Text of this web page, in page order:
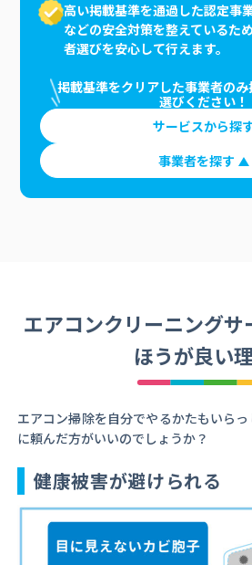
高い掲載基準を通過した認定事
などの安全対策を整えているた
者選びを安心して行えます。
掲載基準をクリアした事業者の
選びください！
サービスから探
事業者を探す
エアコンクリーニング
ほうが良い
エアコン掃除を自分でやるかたもいら
に頼んだ方がいいのでしょうか？
健康被害が避けられる